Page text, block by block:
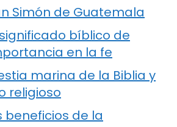
Simón de Guatemala
bíblico de
en la fe
marina de la Biblia y
religioso
beneficios de la